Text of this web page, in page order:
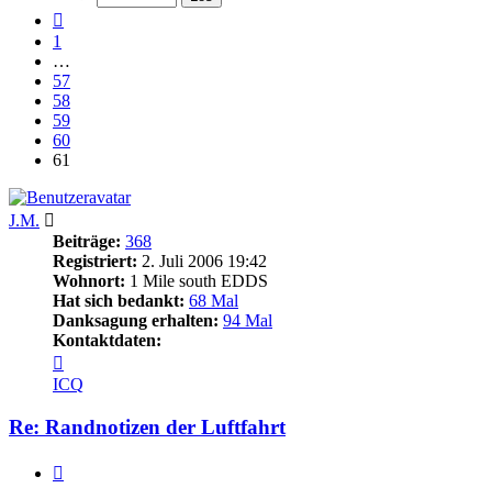
1
…
57
58
59
60
61
J.M.
Beiträge: 368
Registriert: 2. Juli 2006 19:42
Wohnort: 1 Mile south EDDS
Hat sich bedankt: 68 Mal
Danksagung erhalten: 94 Mal
Kontaktdaten:
von
J.M.
ICQ
Re: Randnotizen der Luftfahrt